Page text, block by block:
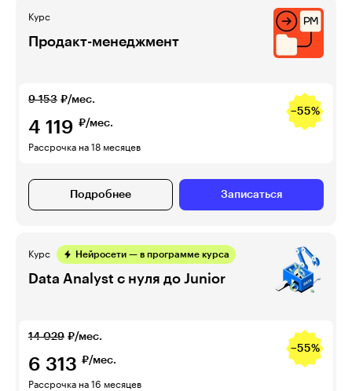
Курс
Продакт-менеджмент
9 153 ₽/мес.
−55%
4 119 ₽/мес.
Рассрочка на 18 месяцев
Подробнее Записаться
Курс Нейросети — в программе курса
Data Analyst с нуля до Junior
14 029 ₽/мес.
−55%
6 313 ₽/мес.
Рассрочка на 16 месяцев